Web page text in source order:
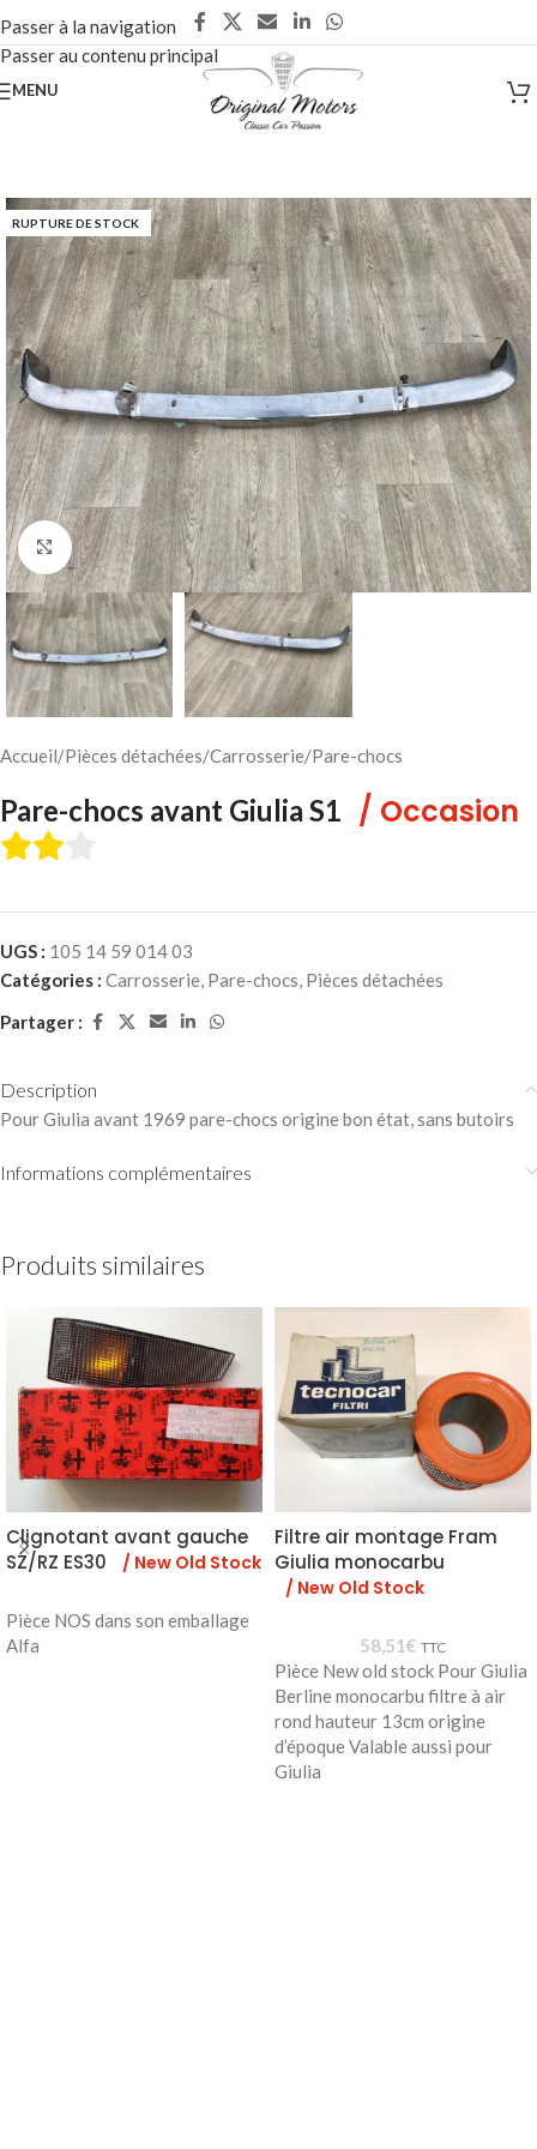
Passer à la navigation
Passer au contenu principal
MENU
RUPTURE DE STOCK
Cliquez pour agrandir
Accueil/Pièces détachées/Carrosserie/Pare-chocs
Pare-chocs avant Giulia S1 / Occasion
UGS : 105 14 59 014 03
Catégories : Carrosserie, Pare-chocs, Pièces détachées
Partager :
Description
Pour Giulia avant 1969 pare-chocs origine bon état, sans butoirs
Informations complémentaires
Produits similaires
Clignotant avant gauche
SZ/RZ ES30
/ New Old Stock
Pièce NOS dans son emballage
Alfa
Filtre air montage Fram
Giulia monocarbu
/ New Old Stock
58,51€ TTC
Pièce New old stock Pour Giulia
Berline monocarbu filtre à air
rond hauteur 13cm origine
d’époque Valable aussi pour
Giulia